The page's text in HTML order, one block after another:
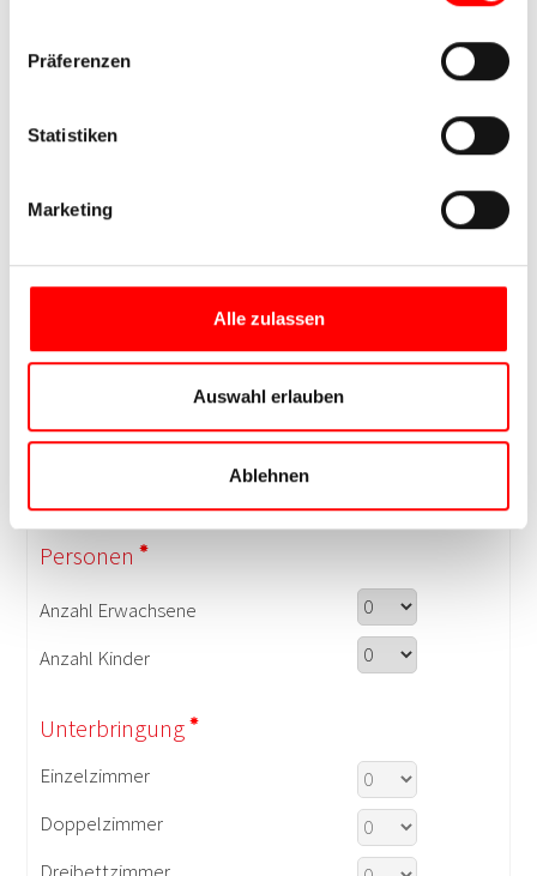
Präferenzen
Statistiken
Marketing
Alle zulassen
Auswahl erlauben
Ablehnen